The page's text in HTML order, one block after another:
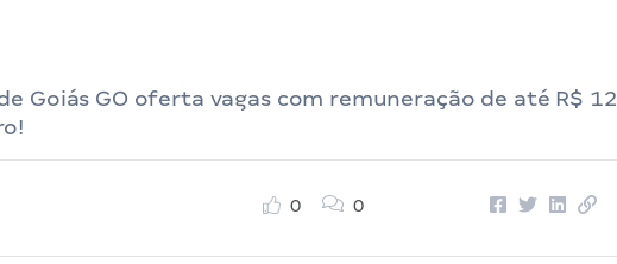
Goiás GO oferta vagas com remuneração de até R$ 12
0 0